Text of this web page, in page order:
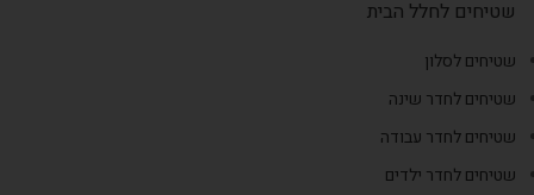
שטיחים לחלל הבית
שטיחים לסלון
שטיחים לחדר שינה
שטיחים לחדר עבודה
שטיחים לחדר ילדים